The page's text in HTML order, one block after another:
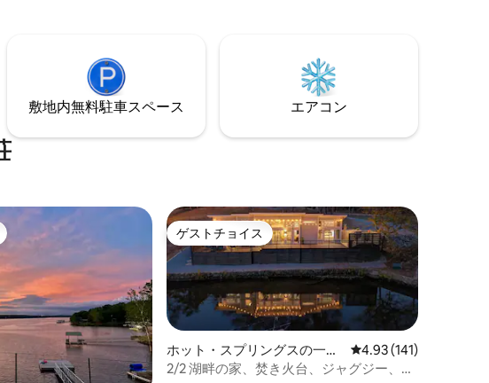
に浸かってリラックスしましょう。敷地
内には他に2軒の宿泊施設しかなく、周囲
は500エーカー以上の荒野に囲まれている
ため、人とのつながりや忘れられない瞬
間を過ごすために設計された、稀な休暇
先です。
敷地内無料駐⁠車ス⁠ペ⁠ー⁠ス エアコン
ゲストチョイス
ゲストチョイス
ホット・スプリングスの一軒
家
レビュー141件、5つ
4.93 (141)
2/2 湖畔の家、焚き火台、ジャグジー、ゲ